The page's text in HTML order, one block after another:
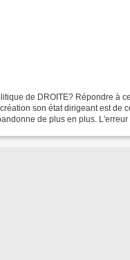
de DROITE? Répondre à
son état dirigeant est de
de plus en plus. L'erreur